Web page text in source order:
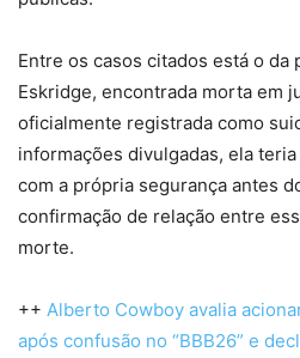
Entre os casos citados está o da
Eskridge, encontrada morta em
oficialmente registrada como
informações divulgadas, ela
com a própria segurança antes
confirmação de relação entre
morte.
++ Alberto Cowboy avalia
após confusão no “BBB26” e